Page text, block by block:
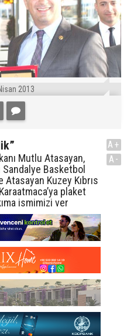
2013
Mutlu Atasayan,
Sandalye Basketbol
Atasayan Kuzey Kıbrıs
plaket
ismimizi ver
A+
A-